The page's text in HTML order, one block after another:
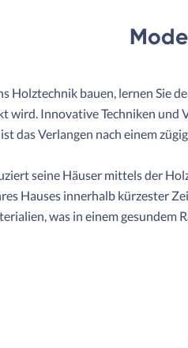
Holztechnik bauen, lernen Sie
wird. Innovative Techniken und
das Verlangen nach einem
seine Häuser mittels der
Hauses innerhalb kürzester
was in einem gesundem